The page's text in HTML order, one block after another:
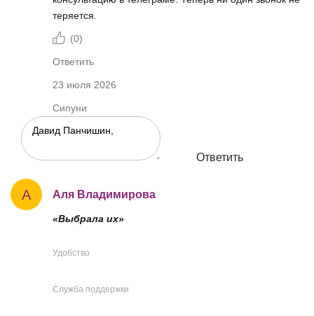
теряется.
(0)
Ответить
23 июля 2026
Сипуни
Ответить
А Аля Владимирова
«Выбрала их»
Удобство
Служба поддержки